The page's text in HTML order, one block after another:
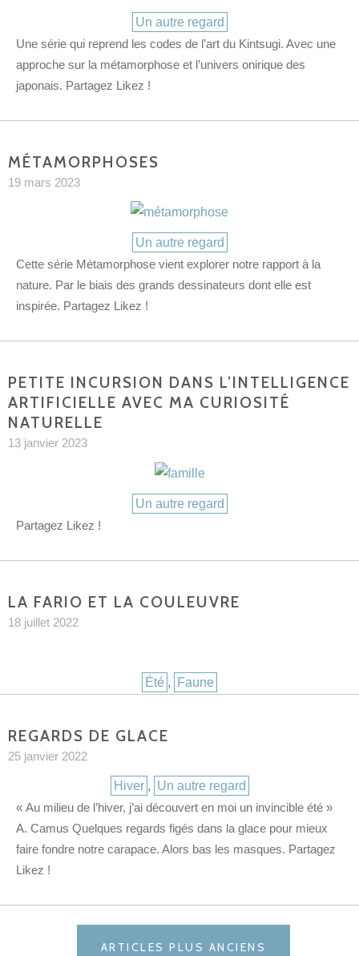
Catégories
Un autre regard
Une série qui reprend les codes de l’art du Kintsugi. Avec une
approche sur la métamorphose et l’univers onirique des
japonais. Partagez Likez !
MÉTAMORPHOSES
19 mars 2023
Catégories
Un autre regard
Cette série Métamorphose vient explorer notre rapport à la
nature. Par le biais des grands dessinateurs dont elle est
inspirée. Partagez Likez !
PETITE INCURSION DANS L’INTELLIGENCE
ARTIFICIELLE AVEC MA CURIOSITÉ
NATURELLE
13 janvier 2023
Catégories
Un autre regard
Partagez Likez !
LA FARIO ET LA COULEUVRE
18 juillet 2022
Catégories
Été , Faune
REGARDS DE GLACE
25 janvier 2022
Catégories
Hiver , Un autre regard
« Au milieu de l’hiver, j’ai découvert en moi un invincible été »
A. Camus Quelques regards figés dans la glace pour mieux
faire fondre notre carapace. Alors bas les masques. Partagez
Likez !
NAVIGATIONARTICLES PLUS ANCIENS